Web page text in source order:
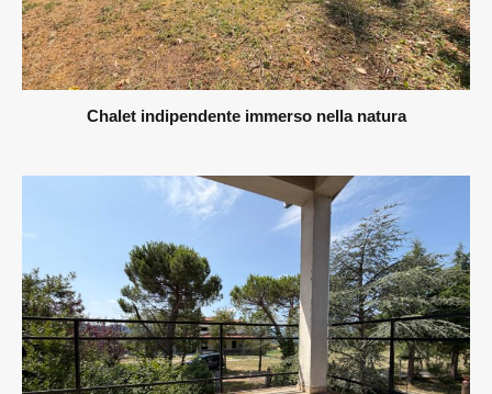
Chalet indipendente immerso nella natura